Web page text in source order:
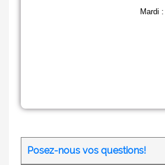
Posez-nous vos questions!